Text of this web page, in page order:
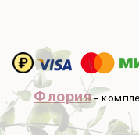
Флория-